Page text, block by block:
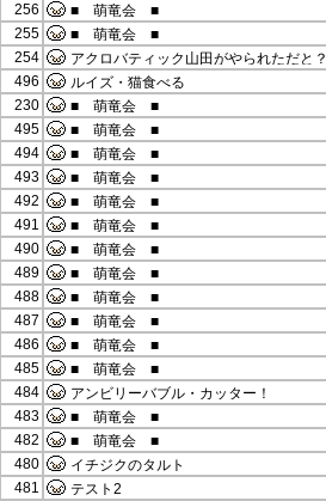
256
■ 萌竜会 ■
255
■ 萌竜会 ■
254
アクロバティック山田がやられただと？
496
ルイズ・猫食べる
230
■ 萌竜会 ■
495
■ 萌竜会 ■
494
■ 萌竜会 ■
493
■ 萌竜会 ■
492
■ 萌竜会 ■
491
■ 萌竜会 ■
490
■ 萌竜会 ■
489
■ 萌竜会 ■
488
■ 萌竜会 ■
487
■ 萌竜会 ■
486
■ 萌竜会 ■
485
■ 萌竜会 ■
484
アンビリーバブル・カッター！
483
■ 萌竜会 ■
482
■ 萌竜会 ■
480
イチジクのタルト
481
テスト2